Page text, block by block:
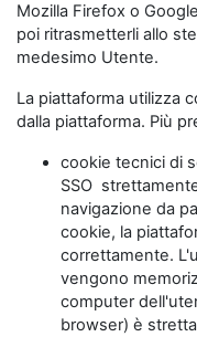
Mozilla Firefox o
poi ritrasmetterli allo
medesimo Utente.
La piattaforma utilizza
dalla piattaforma. Più
cookie tecnici di
SSO
navigazione da
cookie, la
correttamente.
vengono
computer
browser) è